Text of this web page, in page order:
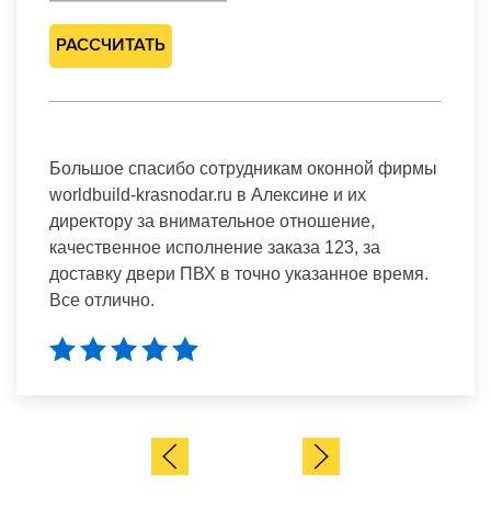
РАССЧИТАТЬ
Большое спасибо сотрудникам оконной фирмы
worldbuild-krasnodar.ru в Алексине и их
директору за внимательное отношение,
качественное исполнение заказа 123, за
доставку двери ПВХ в точно указанное время.
Все отлично.